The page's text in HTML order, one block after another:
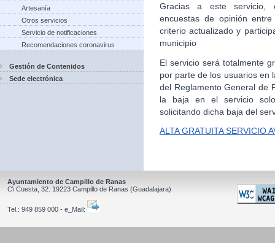
Artesanía
Otros servicios
Servicio de notificaciones
Recomendaciones coronavirus
Gestión de Contenidos
Sede electrónica
Gracias a este servicio,
encuestas de opinión
criterio actualizado y
municipio
El servicio será totalmente
por parte de los usuarios en
del Reglamento General de
la baja en el servicio
solicitando dicha baja del
ALTA GRATUITA SERVICIO
Ayuntamiento de Campillo de Ranas
C\ Cuesta, 32. 19223 Campillo de Ranas (Guadalajara)
Tel.: 949 859 000 - e_Mail: